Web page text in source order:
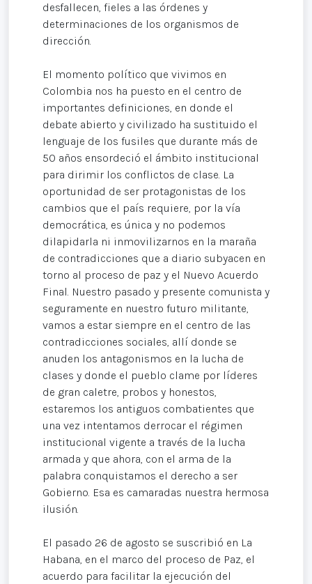
desfallecen, fieles a las órdenes y
determinaciones de los organismos de
dirección.
El momento político que vivimos en
Colombia nos ha puesto en el centro de
importantes definiciones, en donde el
debate abierto y civilizado ha sustituido el
lenguaje de los fusiles que durante más de
50 años ensordeció el ámbito institucional
para dirimir los conflictos de clase. La
oportunidad de ser protagonistas de los
cambios que el país requiere, por la vía
democrática, es única y no podemos
dilapidarla ni inmovilizarnos en la maraña
de contradicciones que a diario subyacen en
torno al proceso de paz y el Nuevo Acuerdo
Final. Nuestro pasado y presente comunista y
seguramente en nuestro futuro militante,
vamos a estar siempre en el centro de las
contradicciones sociales, allí donde se
anuden los antagonismos en la lucha de
clases y donde el pueblo clame por líderes
de gran caletre, probos y honestos,
estaremos los antiguos combatientes que
una vez intentamos derrocar el régimen
institucional vigente a través de la lucha
armada y que ahora, con el arma de la
palabra conquistamos el derecho a ser
Gobierno. Esa es camaradas nuestra hermosa
ilusión.
El pasado 26 de agosto se suscribió en La
Habana, en el marco del proceso de Paz, el
acuerdo para facilitar la ejecución del